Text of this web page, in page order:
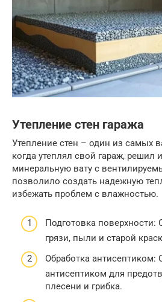
Утепление стен гаража
Утепление стен – один из самых
когда утеплял свой гараж, решил
минеральную вату с
позволило создать надежную
избежать проблем с влажностью.
Подготовка поверхности:
грязи, пыли и старой
Обработка антисептиком:
антисептиком для
плесени и грибка.